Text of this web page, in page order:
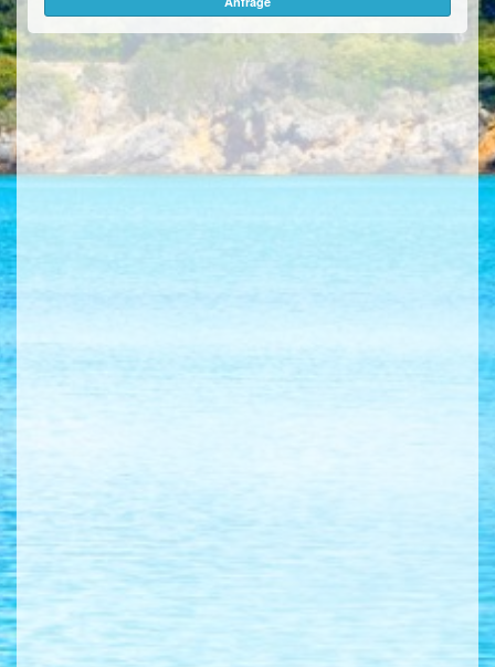
ÜBER UNS
KONTAKT/ANFRAGE
FEEDBACKS